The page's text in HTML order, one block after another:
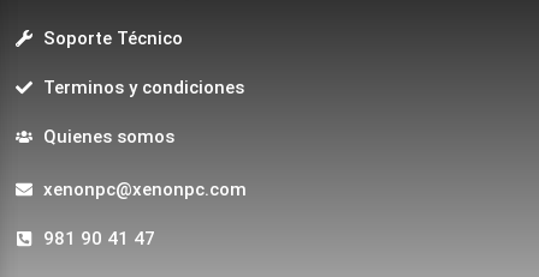
Soporte Técnico
Terminos y condiciones
Quienes somos
xenonpc@xenonpc.com
981 90 41 47